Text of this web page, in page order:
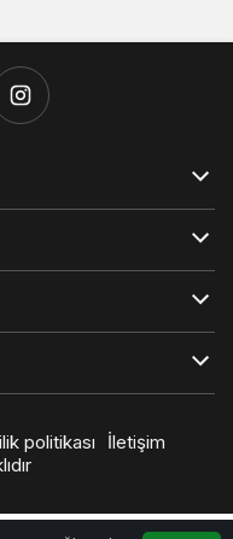
politikası
İletişim